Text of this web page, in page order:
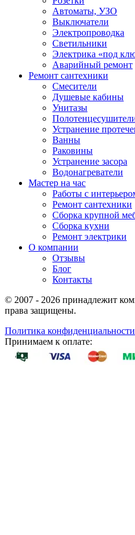
Автоматы, УЗО
Выключатели
Электропроводка
Светильники
Электрика «под
Аварийный ремонт
Ремонт сантехники
Смесители
Душевые кабины
Унитазы
Устранение
Ванны
Раковины
Устранение засора
Водонагреватели
Мастер на час
Работы с
Ремонт сантехники
Сборка крупной
Сборка кухни
Ремонт электрики
О компании
Отзывы
Блог
Контакты
© 2007 - 2026 принадлежит
права защищены.
Политика конфиденциальности
Принимаем к оплате: